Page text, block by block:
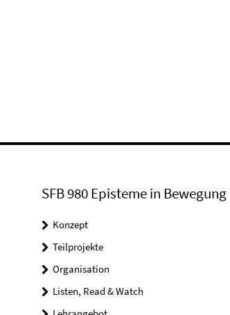
SFB 980 Episteme in Bewegung
Konzept
Teilprojekte
Organisation
Listen, Read & Watch